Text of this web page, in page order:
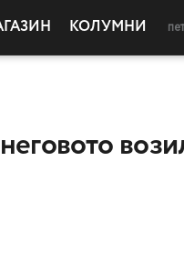
КОЛУМНИ